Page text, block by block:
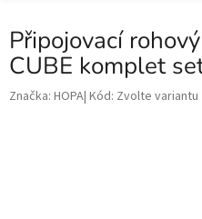
Připojovací
CUBE komplet
Značka: HOPA Kód: Zvolte variantu